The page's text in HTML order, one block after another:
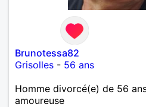
Brunotessa82
Grisolles - 56 ans
Homme divorcé(e) de 56
amoureuse